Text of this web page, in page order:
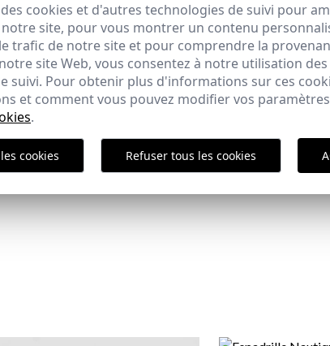
cookies et d'autres technologies de suivi pour
site, pour vous montrer un contenu
trafic de notre site et pour comprendre la
site Web, vous consentez à notre utilisation
suivi. Pour obtenir plus d'informations sur ces
et comment vous pouvez modifier vos
.
cookies Refuser tous les cookies